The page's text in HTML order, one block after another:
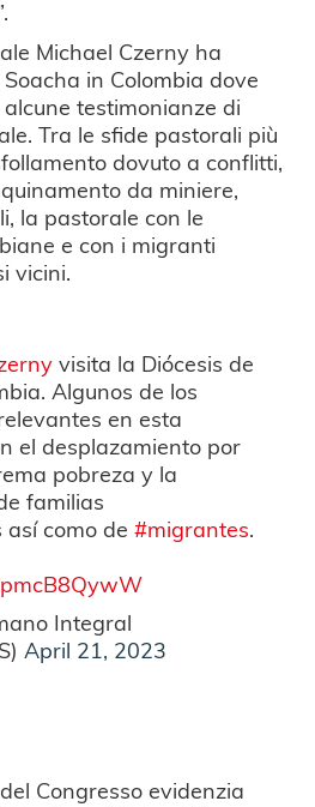
Michael Czerny ha
in Colombia dove
testimonianze di
Tra le sfide pastorali più
dovuto a conflitti,
da miniere,
la pastorale con le
e con i migranti
vicini.
visita la Diócesis de
Algunos de los
en esta
el desplazamiento por
pobreza y la
familias
así como de#migrantes.
Integral
April 21, 2023
Congresso evidenzia